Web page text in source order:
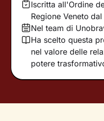
Iscritta all'Ordine
Regione Veneto dal
Nel team di
Ha scelto questa
nel valore delle
potere